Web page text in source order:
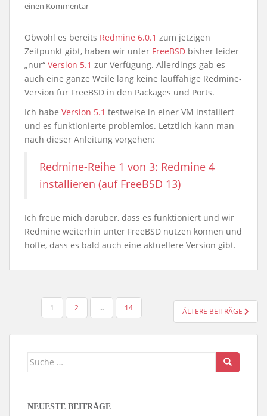
einen Kommentar
Obwohl es bereits Redmine 6.0.1 zum jetzigen
Zeitpunkt gibt, haben wir unter FreeBSD bisher leider
„nur“ Version 5.1 zur Verfügung. Allerdings gab es
auch eine ganze Weile lang keine lauffähige Redmine-
Version für FreeBSD in den Packages und Ports.
Ich habe Version 5.1 testweise in einer VM installiert
und es funktionierte problemlos. Letztlich kann man
nach dieser Anleitung vorgehen:
Redmine-Reihe 1 von 3: Redmine 4
installieren (auf FreeBSD 13)
Ich freue mich darüber, dass es funktioniert und wir
Redmine weiterhin unter FreeBSD nutzen können und
hoffe, dass es bald auch eine aktuellere Version gibt.
SEITENNUMMERIERUNG
BEITRÄGE
1 2 … 14 ÄLTERE BEITRÄGE
Suche
NEUESTE BEITRÄGE